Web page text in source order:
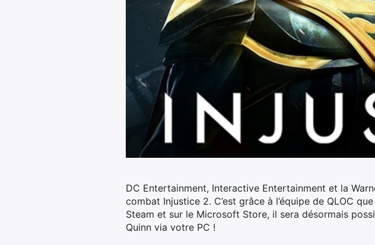
DC Entertainment, Interactive Entertainment et la
combat Injustice 2. C’est grâce à l’équipe de QLOC
Steam et sur le Microsoft Store, il sera désormais
Quinn via votre PC !